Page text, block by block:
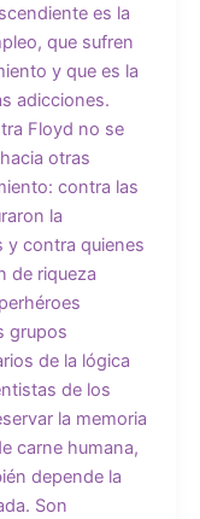
es la
que sufren
y que es la
adicciones.
Floyd no se
otras
contra las
la
y contra quienes
de riqueza
grupos
de la lógica
de los
la memoria
carne humana,
depende la
Son